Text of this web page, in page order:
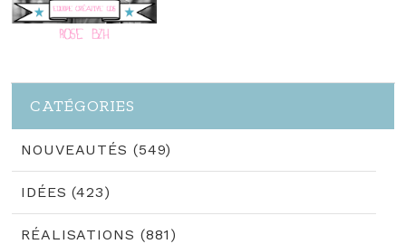
CATÉGORIES
NOUVEAUTÉS (549)
IDÉES (423)
RÉALISATIONS (881)